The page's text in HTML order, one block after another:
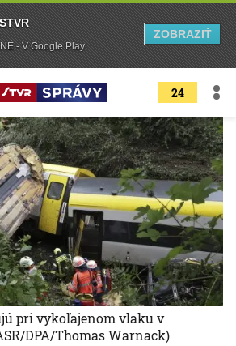
24
pri vykoľajenom vlaku v
DPA/Thomas Warnack)
- V Google Play
ZOBRAZIŤ